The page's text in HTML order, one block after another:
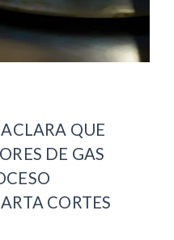
QUE
DE GAS
CORTES